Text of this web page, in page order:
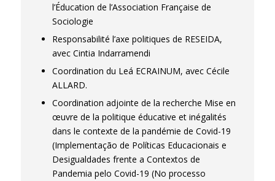
l’Éducation de l’Association Française de
Sociologie
Responsabilité l’axe politiques de RESEIDA,
avec Cintia Indarramendi
Coordination du Leá ECRAINUM, avec Cécile
ALLARD.
Coordination adjointe de la recherche Mise en
œuvre de la politique éducative et inégalités
dans le contexte de la pandémie de Covid-19
(Implementação de Políticas Educacionais e
Desigualdades frente a Contextos de
Pandemia pelo Covid-19 (No processo